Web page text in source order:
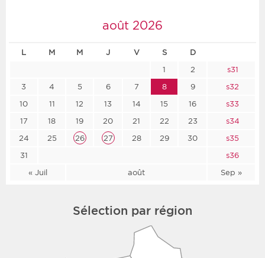
août 2026
L M M J V S D
« Juil août Sep »
1 2
s31
3
4 5 6 7 8 9
s32
10
11 12 13 14 15 16
s33
17
18 19 20 21 22 23
s34
24
25 26 27 28 29 30
s35
31
s36
Sélection par région